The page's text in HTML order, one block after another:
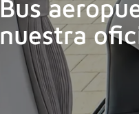
Bus
nuestra